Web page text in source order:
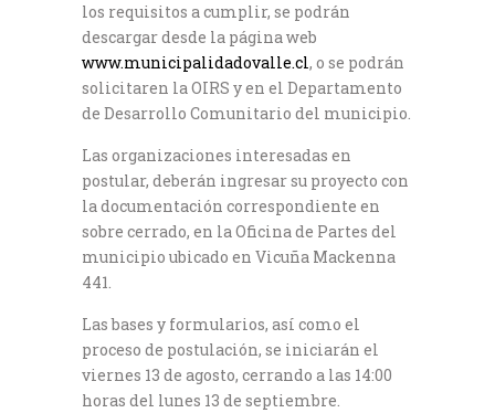
los requisitos a cumplir, se podrán
descargar desde la página web
www.municipalidadovalle.cl, o se podrán
solicitaren la OIRS y en el Departamento
de Desarrollo Comunitario del municipio.
Las organizaciones interesadas en
postular, deberán ingresar su proyecto con
la documentación correspondiente en
sobre cerrado, en la Oficina de Partes del
municipio ubicado en Vicuña Mackenna
441.
Las bases y formularios, así como el
proceso de postulación, se iniciarán el
viernes 13 de agosto, cerrando a las 14:00
horas del lunes 13 de septiembre.